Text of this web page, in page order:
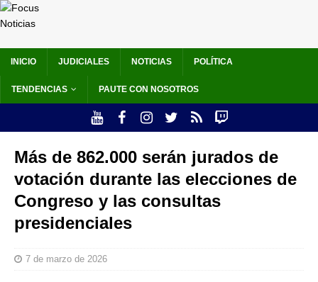
INICIO JUDICIALES NOTICIAS POLÍTICA
TENDENCIAS PAUTE CON NOSOTROS
Más de 862.000 serán jurados de
votación durante las elecciones de
Congreso y las consultas
presidenciales
7 de marzo de 2026